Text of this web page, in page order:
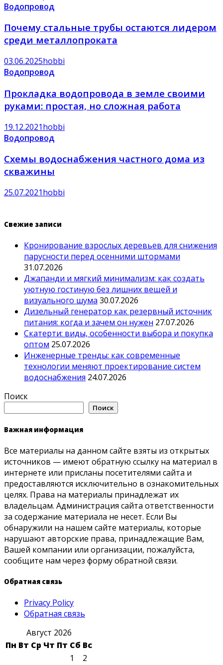
Водопровод
Почему стальные трубы остаются лидером
среди металлопроката
03.06.2025hobbi
Водопровод
Прокладка водопровода в земле своими
руками: простая, но сложная работа
19.12.2021hobbi
Водопровод
Схемы водоснабжения частного дома из
скважины
25.07.2021hobbi
Свежие записи
Кронирование взрослых деревьев для снижения
парусности перед осенними штормами
31.07.2026
Джапанди и мягкий минимализм: как создать
уютную гостиную без лишних вещей и
визуального шума 30.07.2026
Дизельный генератор как резервный источник
питания: когда и зачем он нужен 27.07.2026
Скатерти: виды, особенности выбора и покупка
оптом 25.07.2026
Инженерные тренды: как современные
технологии меняют проектирование систем
водоснабжения 24.07.2026
Поиск
Поиск
Важная информация
Все материалы на данном сайте взяты из открытых
источников — имеют обратную ссылку на материал в
интернете или присланы посетителями сайта и
предоставляются исключительно в ознакомительных
целях. Права на материалы принадлежат их
владельцам. Администрация сайта ответственности
за содержание материала не несет. Если Вы
обнаружили на нашем сайте материалы, которые
нарушают авторские права, принадлежащие Вам,
Вашей компании или организации, пожалуйста,
сообщите нам через форму обратной связи.
Обратная связь
Privacy Policy
Обратная связь
Август 2026
Пн Вт Ср Чт Пт Сб Вс
1
2